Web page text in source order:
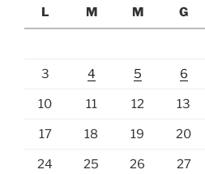
L
M M G
3 4 5 6
10 11 12 13
17 18 19 20
24 25 26 27